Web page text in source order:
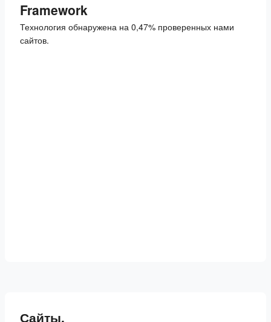
Framework
Технология обнаружена на 0,47% проверенных нами
сайтов.
Сайты,